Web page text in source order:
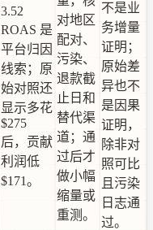
3.52
ROAS 是
平台归因
线索；原
始对照还
显示多花
$275
后，贡献
利润低
$171。
对地区
配对、
污染、
退款截
止日和
替代渠
道；通
过后才
做小幅
缩量或
重测。
不是业
务增量
证明；
原始差
异也不
是因果
证明，
除非对
照可比
且污染
日志通
过。